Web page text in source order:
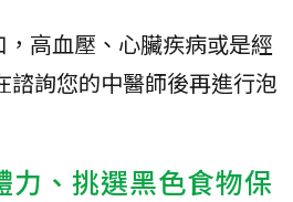
，高血壓、心臟疾病或是經
諮詢您的中醫師後再進行泡
力、挑選黑色食物保